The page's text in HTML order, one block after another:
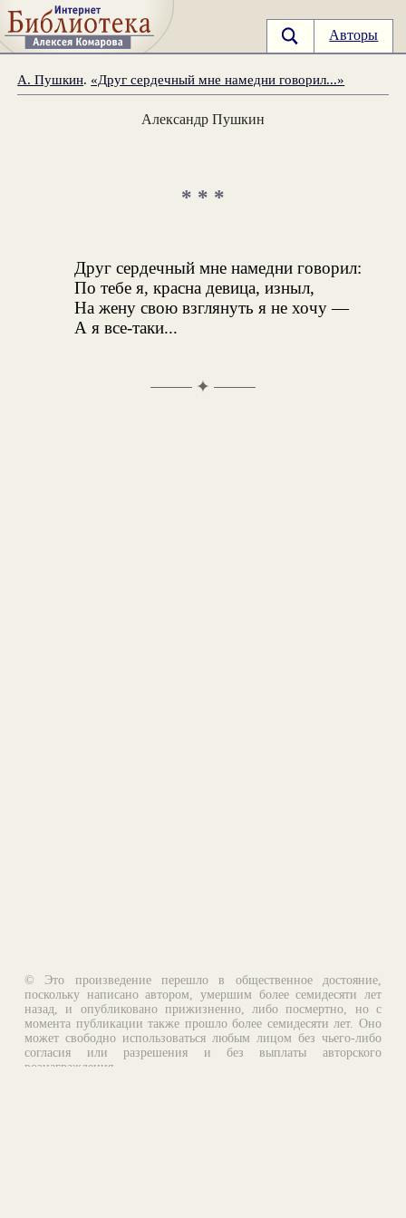
Авторы
А. Пушкин. «Друг сердечный мне намедни говорил...»
Александр Пушкин
* * *
Друг сердечный мне намедни говорил:
По тебе я, красна девица, изныл,
На жену свою взглянуть я не хочу —
А я все-таки...
✦
© Это произведение перешло в общественное достояние,
поскольку написано автором, умершим более семидесяти лет
назад, и опубликовано прижизненно, либо посмертно, но с
момента публикации также прошло более семидесяти лет. Оно
может свободно использоваться любым лицом без чьего-либо
согласия или разрешения и без выплаты авторского
вознаграждения.